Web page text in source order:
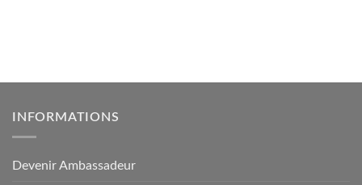
INFORMATIONS
Devenir Ambassadeur